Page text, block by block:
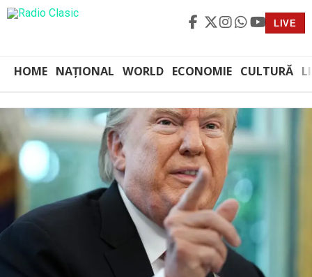
LIVE
HOME NAȚIONAL WORLD ECONOMIE CULTURĂ